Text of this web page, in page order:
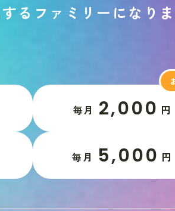
する フ ァ ミ リ ー に な り ま
毎月 2,000 円
毎月 5,000 円